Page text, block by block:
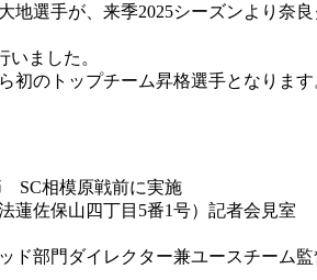
地選手が、来季2025シーズンより奈
いました。
初のトップチーム昇格選手となりま
SC相模原戦前に実施
蓮佐保山四丁目5番1号）記者会見室
部門ダイレクター兼ユースチーム監